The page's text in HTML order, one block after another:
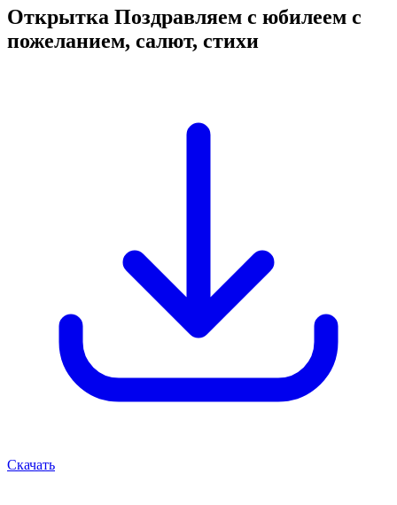
Открытка Поздравляем с юбилеем с
пожеланием, салют, стихи
Скачать